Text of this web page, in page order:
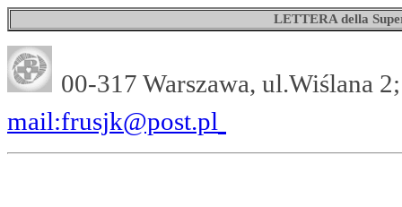
LETTERA della
00-317 Warszawa, ul.Wiślana
mail:frusjk@post.pl